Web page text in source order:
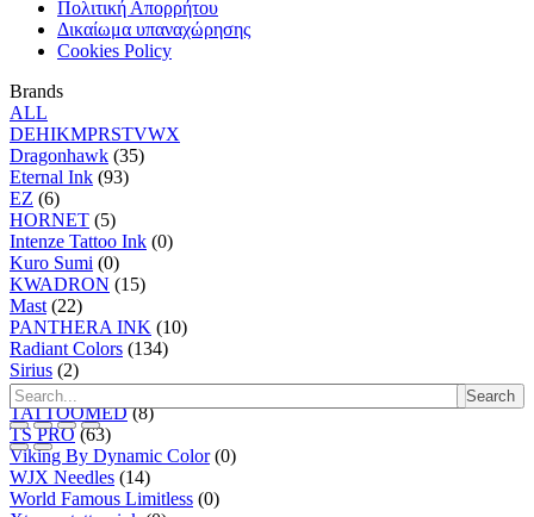
Πολιτική Απορρήτου
Δικαίωμα υπαναχώρησης
Cookies Policy
Brands
ALL
DEHIKMPRSTVWX
Dragonhawk (35)
Eternal Ink (93)
EZ (6)
HORNET (5)
Intenze Tattoo Ink (0)
Kuro Sumi (0)
KWADRON (15)
Mast (22)
PANTHERA INK (10)
Radiant Colors (134)
Sirius (2)
SKIN2SKIN(0)
TATTOOMED(8)
TS PRO(63)
Viking By Dynamic Color(0)
WJX Needles (14)
World Famous Limitless (0)
Search